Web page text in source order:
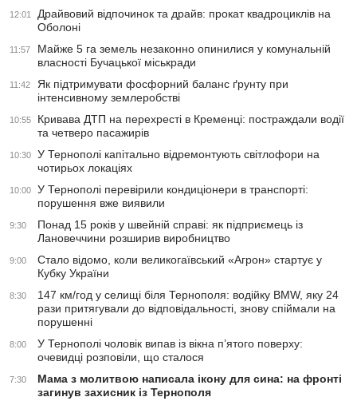
12:01
Драйвовий відпочинок та драйв: прокат квадроциклів на
Оболоні
11:57
Майже 5 га земель незаконно опинилися у комунальній
власності Бучацької міськради
11:42
Як підтримувати фосфорний баланс ґрунту при
інтенсивному землеробстві
10:55
Кривава ДТП на перехресті в Кременці: постраждали водії
та четверо пасажирів
10:30
У Тернополі капітально відремонтують світлофори на
чотирьох локаціях
10:00
У Тернополі перевірили кондиціонери в транспорті:
порушення вже виявили
9:30
Понад 15 років у швейній справі: як підприємець із
Лановеччини розширив виробництво
9:00
Стало відомо, коли великогаївський «Агрон» стартує у
Кубку України
8:30
147 км/год у селищі біля Тернополя: водійку BMW, яку 24
рази притягували до відповідальності, знову спіймали на
порушенні
8:00
У Тернополі чоловік випав із вікна п’ятого поверху:
очевидці розповіли, що сталося
7:30
Мама з молитвою написала ікону для сина: на фронті
загинув захисник із Тернополя